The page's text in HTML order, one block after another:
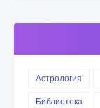
Астрология
Библиотека